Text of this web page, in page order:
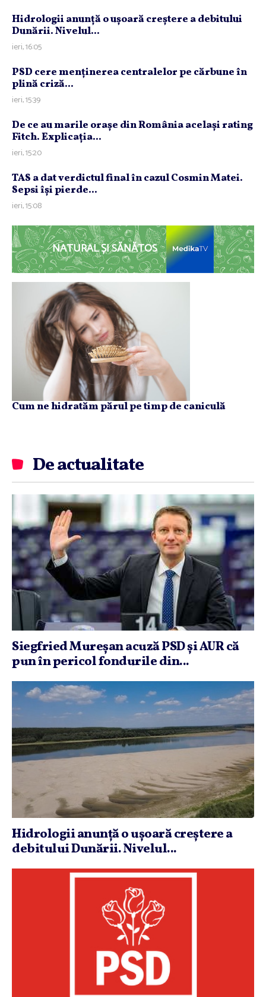
Hidrologii anunţă o uşoară creştere a debitului
Dunării. Nivelul...
ieri, 16:05
PSD cere menţinerea centralelor pe cărbune în
plină criză...
ieri, 15:39
De ce au marile oraşe din România acelaşi rating
Fitch. Explicaţia...
ieri, 15:20
TAS a dat verdictul final în cazul Cosmin Matei.
Sepsi îşi pierde...
ieri, 15:08
NATURAL ȘI SĂNĂTOS
Cum ne hidratăm părul pe timp de caniculă
De actualitate
Siegfried Mureşan acuză PSD şi AUR că
pun în pericol fondurile din...
Hidrologii anunţă o uşoară creştere a
debitului Dunării. Nivelul...